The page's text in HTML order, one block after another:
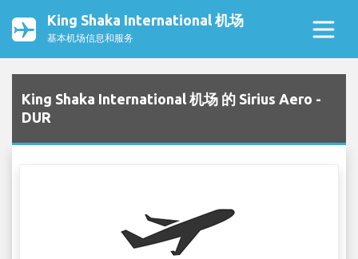
King Shaka International 机场
基本机场信息和服务
King Shaka International 机场 的 Sirius Aero -
DUR